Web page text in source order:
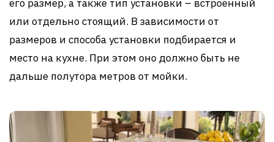
его размер, а также тип установки – встроенный
или отдельно стоящий. В зависимости от
размеров и способа установки подбирается и
место на кухне. При этом оно должно быть не
дальше полутора метров от мойки.